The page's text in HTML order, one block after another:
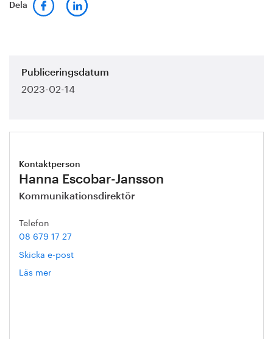
Dela
Publiceringsdatum
2023-02-14
Kontaktperson
Hanna Escobar-Jansson
Kommunikationsdirektör
Telefon
08 679 17 27
Skicka e-post
Läs mer